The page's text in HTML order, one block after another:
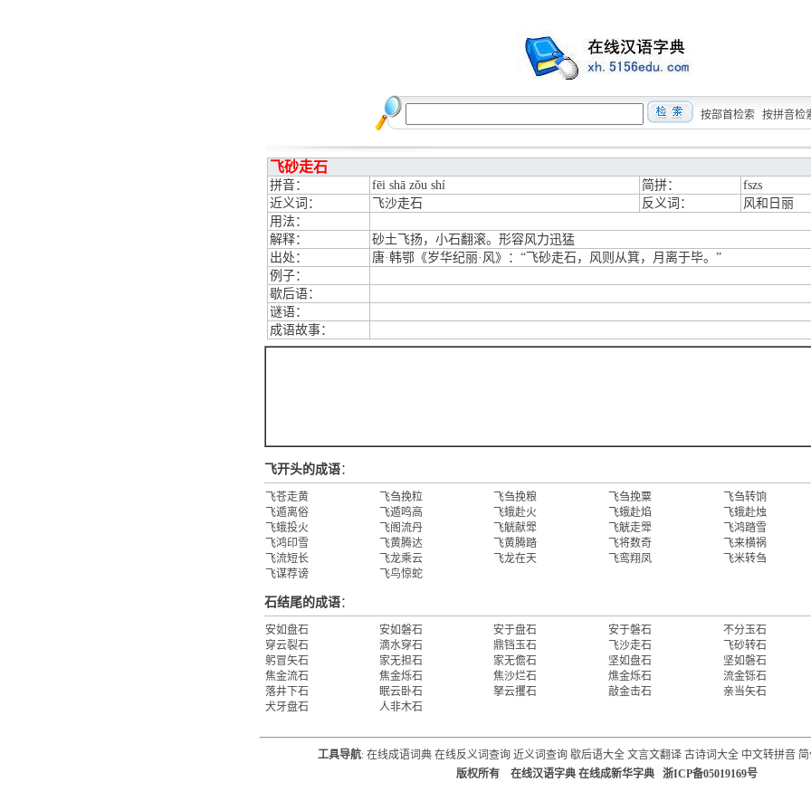
按部首检索 按拼音检
飞砂走石
拼音： fēi shā zǒu shí 简拼：
fszs
近义词：
飞沙走石 反义词：
风和日丽
用法：
解释：
砂土飞扬，小石翻滚。形容风力迅猛
出处：
唐·韩鄂《岁华纪丽·风》：“飞砂走石，风则从箕，月离于毕。”
例子：
歇后语：
谜语：
成语故事：
飞开头的成语：
飞苍走黄 飞刍挽粒 飞刍挽粮 飞刍挽粟
飞刍转饷
飞遁离俗
飞遁鸣高 飞蛾赴火 飞蛾赴焰
飞蛾赴烛
飞蛾投火
飞阁流丹 飞觥献斝 飞觥走斝
飞鸿踏雪
飞鸿印雪
飞黄腾达 飞黄腾踏 飞将数奇
飞来横祸
飞流短长
飞龙乘云 飞龙在天 飞鸾翔凤
飞米转刍
飞谋荐谤
飞鸟惊蛇
石结尾的成语：
安如盘石 安如磐石 安于盘石 安于磐石
不分玉石
穿云裂石
滴水穿石 鼎铛玉石 飞沙走石
飞砂转石
躬冒矢石
家无担石 家无儋石 坚如盘石
坚如磐石
焦金流石
焦金烁石 焦沙烂石 燋金烁石
流金铄石
落井下石
眠云卧石 拏云攫石 敲金击石
亲当矢石
犬牙盘石
人非木石
工具导航: 在线成语词典 在线反义词查询 近义词查询 歇后语大全 文言文翻译 古诗词大全 中文转拼音
版权所有 在线汉语字典 在线成新华字典 浙ICP备05019169号